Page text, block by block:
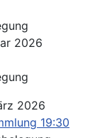
2026
2026
19:30